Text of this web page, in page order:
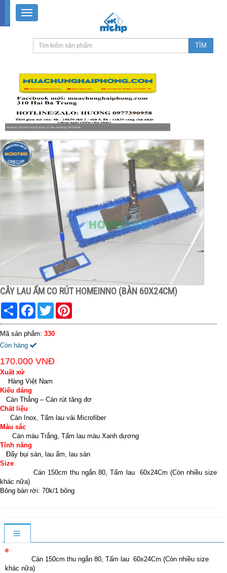
Muachung 310 Hai Bà Trưng (Cát Dài), Lê Chân, Hải Phòng / 0977390958
CÂY LAU ẨM CO RÚT HOMEINNO (BÀN 60X24CM)
Share FacebookTwitter
Mã sản phẩm: 330
Còn hàng
170.000 VNĐ
Xuất xứ
Hàng Việt Nam
Kiểu dáng
Cán Thẳng – Cán rút tăng đơ
Chất liệu
Cán Inox, Tấm lau vải Microfiber
Màu sắc
Cán màu Trắng, Tấm lau màu Xanh dương
Tính năng
Đẩy bụi sàn, lau ẩm, lau sàn
Size
Cán 150cm thu ngắn 80, Tấm lau 60x24Cm (Còn nhiều size
khác nữa)
Bông bán rời: 70k/1 bông
e
Cán 150cm thu ngắn 80, Tấm lau 60x24Cm (Còn nhiều size
khác nữa)